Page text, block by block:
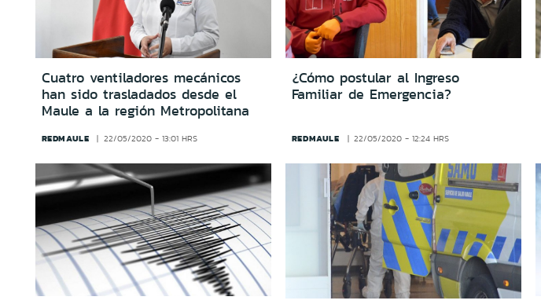
Cuatro ventiladores mecánicos
han sido trasladados desde el
Maule a la región Metropolitana
REDMAULE 22/05/2020 - 13:01 HRS
¿Cómo postular al Ingreso
Familiar de Emergencia?
REDMAULE 22/05/2020 - 12:24 HRS